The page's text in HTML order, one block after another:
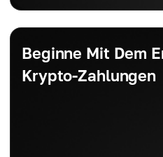
Beginne Mit Dem
Krypto-Zahlungen